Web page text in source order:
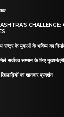
के युवाओं के भविष्य का
मिले सर्वोच्च सम्मान के लिए
का शानदार प्रदर्शन